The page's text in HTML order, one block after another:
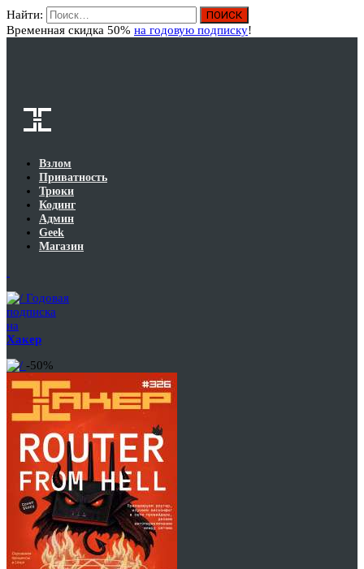
Найти:
Временная скидка 50% на годовую подписку!
Взлом
Приватность
Трюки
Кодинг
Админ
Geek
Магазин
Годовая
подписка
на
Хакер
-50%